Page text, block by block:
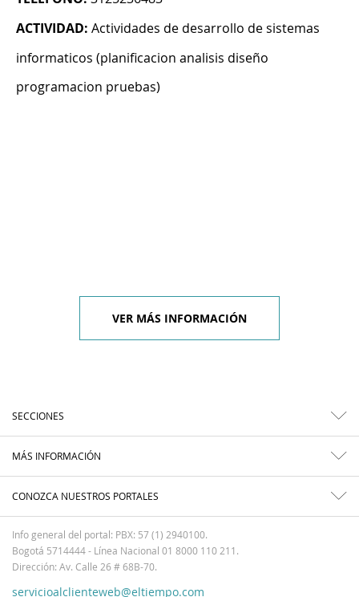
ACTIVIDAD: Actividades de desarrollo de sistemas
informaticos (planificacion analisis diseño
programacion pruebas)
VER MÁS INFORMACIÓN
SECCIONES
MÁS INFORMACIÓN
CONOZCA NUESTROS PORTALES
Info general del portal: PBX: 57 (1) 2940100.
Bogotá 5714444 - Línea Nacional 01 8000 110 211.
Dirección: Av. Calle 26 # 68B-70.
servicioalclienteweb@eltiempo.com